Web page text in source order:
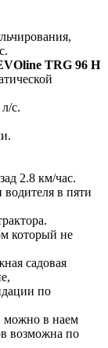
TRG 96 H
с.
2.8 км/час.
в пяти
который не
садовая
по
можно в наем
возможна по